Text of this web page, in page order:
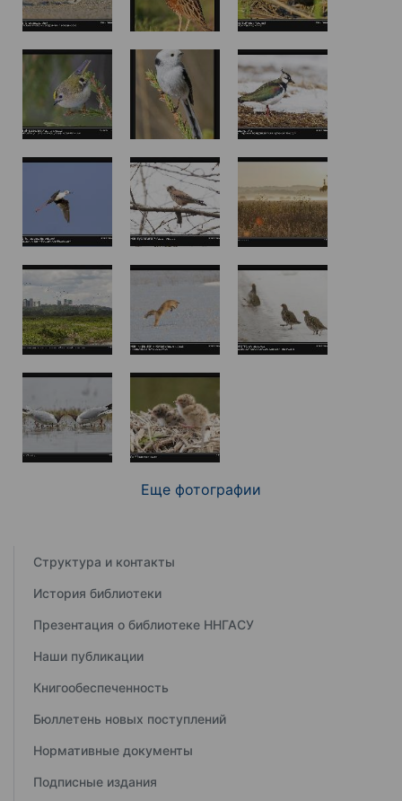
Еще фотографии
Структура и контакты
История библиотеки
Презентация о библиотеке ННГАСУ
Наши публикации
Книгообеспеченность
Бюллетень новых поступлений
Нормативные документы
Подписные издания